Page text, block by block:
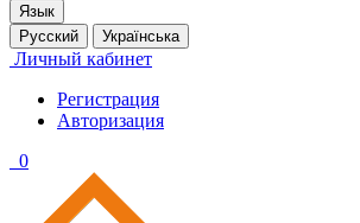
Язык
Русский
Українська
Личный кабинет
Регистрация
Авторизация
0